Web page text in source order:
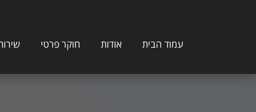
עמוד הבית אודות חוקר פרטי